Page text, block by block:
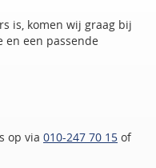
is, komen wij graag bij
en een passende
op via 010-247 70 15 of